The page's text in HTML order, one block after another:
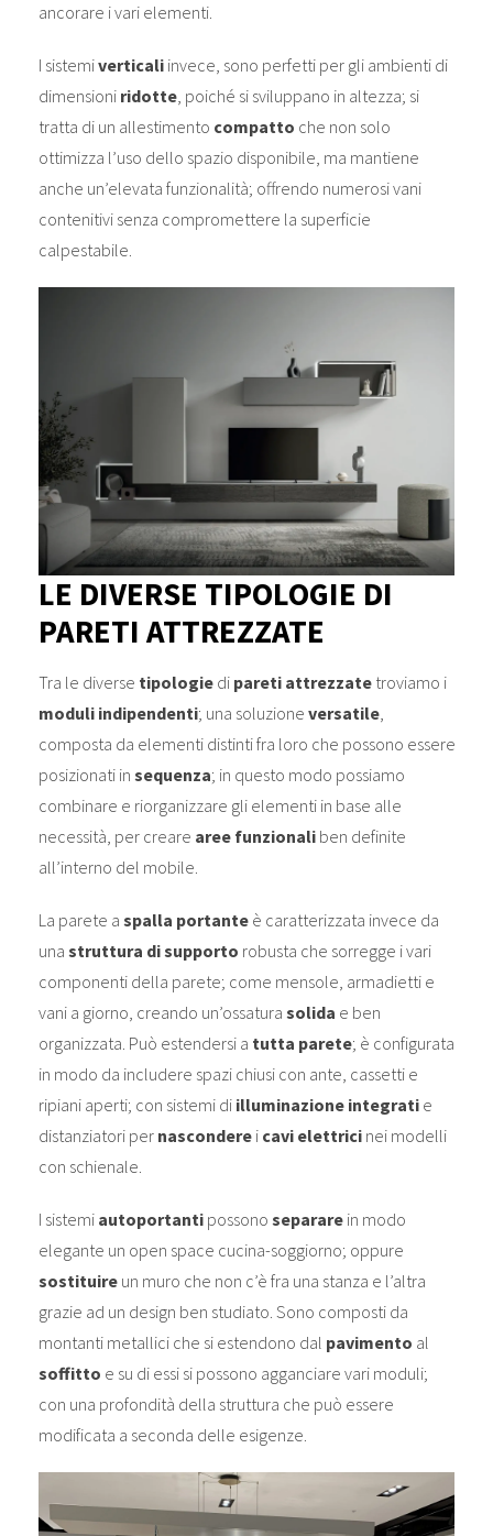
ancorare i vari elementi.
I sistemiverticaliinvece, sono perfetti per gli ambienti di
dimensioni ridotte, poiché si sviluppano in altezza; si
tratta di un allestimento compatto che non solo
ottimizza l’uso dello spazio disponibile, ma mantiene
anche un’elevata funzionalità; offrendo numerosi vani
contenitivi senza compromettere la superficie
calpestabile.
LE DIVERSE TIPOLOGIE DI
PARETI ATTREZZATE
Tra le diverse tipologiedi pareti attrezzatetroviamo i
moduli indipendenti; una soluzione versatile,
composta da elementi distinti fra loro che possono essere
posizionati in sequenza; in questo modo possiamo
combinare e riorganizzare gli elementi in base alle
necessità, per creare aree funzionaliben definite
all’interno del mobile.
La parete a spalla portante è caratterizzata invece da
una struttura di supporto robusta che sorregge i vari
componenti della parete; come mensole, armadietti e
vani a giorno, creando un’ossatura solida e ben
organizzata. Può estendersi a tutta parete; è configurata
in modo da includere spazi chiusi con ante, cassetti e
ripiani aperti; con sistemi di illuminazione integratie
distanziatori per nasconderei cavi elettricinei modelli
con schienale.
I sistemi autoportantipossono separarein modo
elegante un open space cucina-soggiorno; oppure
sostituireun muro che non c’è fra una stanza e l’altra
grazie ad un design ben studiato. Sono composti da
montanti metallici che si estendono dal pavimento al
soffitto e su di essi si possono agganciare vari moduli;
con una profondità della struttura che può essere
modificata a seconda delle esigenze.